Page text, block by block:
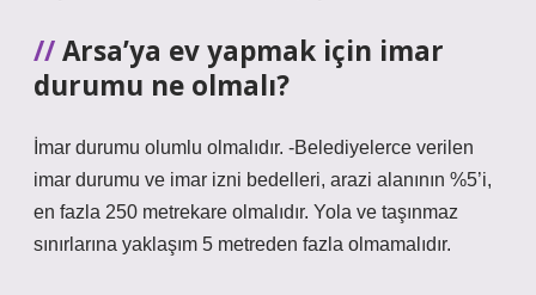
Arsa’ya ev yapmak için imar
durumu ne olmalı?
İmar durumu olumlu olmalıdır. -Belediyelerce verilen
imar durumu ve imar izni bedelleri, arazi alanının %5’i,
en fazla 250 metrekare olmalıdır. Yola ve taşınmaz
sınırlarına yaklaşım 5 metreden fazla olmamalıdır.